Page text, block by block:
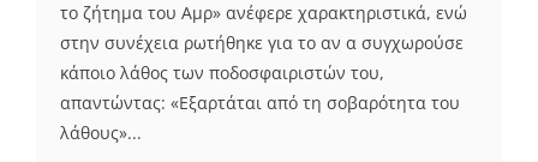
το ζήτημα του Αμρ» ανέφερε χαρακτηριστικά, ενώ
στην συνέχεια ρωτήθηκε για το αν α συγχωρούσε
κάποιο λάθος των ποδοσφαιριστών του,
απαντώντας: «Εξαρτάται από τη σοβαρότητα του
λάθους»...